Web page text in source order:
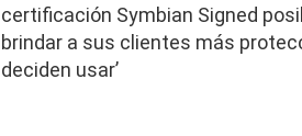
certificación Symbian Signed
brindar a sus clientes más
deciden usar’